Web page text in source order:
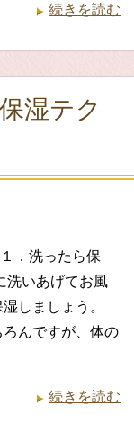
続きを読む
湿テク
．洗ったら保
洗いあげてお風
しましょう。
んですが、体の
続きを読む